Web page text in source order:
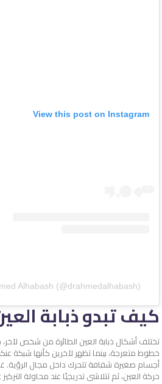
View this post on Instagram
Alhabash (@drahmedalhabash)
كيف تبدو ذبابة
تختلف أشكال ذبابة العين الطائرة من شخص
خطوط متعرجة، بينما تظهر لآخرين كأنها شبكة
أجسام صغيرة شفافة تتحرك داخل مجال الرؤية.
حركة العين، ثم تتلاشى تدريجيًا عند محاولة التركيز